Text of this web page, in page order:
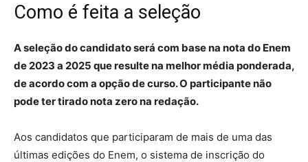
Como é feita a seleção
A seleção do candidato será com base na nota do Enem
de 2023 a 2025 que resulte na melhor média ponderada,
de acordo com a opção de curso. O participante não
pode ter tirado nota zero na redação.
Aos candidatos que participaram de mais de uma das
últimas edições do Enem, o sistema de inscrição do